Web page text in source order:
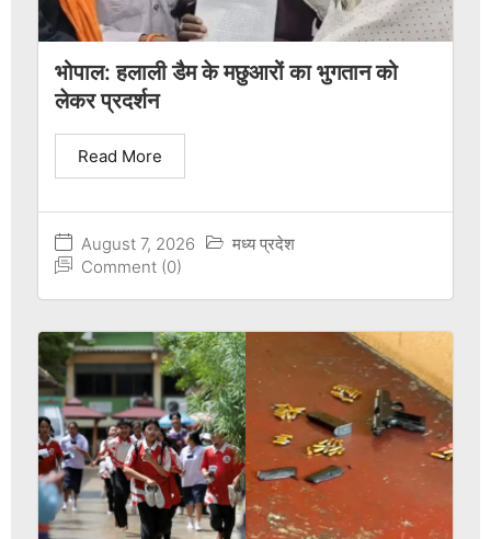
भोपाल: हलाली डैम के मछुआरों का भुगतान को
लेकर प्रदर्शन
August 7, 2026
मध्य प्रदेश
Comment (0)
Read More